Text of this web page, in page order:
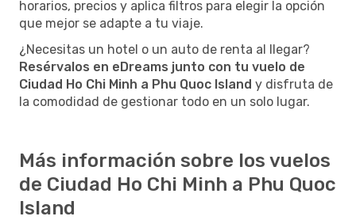
horarios, precios y aplica filtros para elegir la opción
que mejor se adapte a tu viaje.
¿Necesitas un hotel o un auto de renta al llegar?
Resérvalos en eDreams junto con tu vuelo de
Ciudad Ho Chi Minh a Phu Quoc Island y disfruta de
la comodidad de gestionar todo en un solo lugar.
Más información sobre los vuelos
de Ciudad Ho Chi Minh a Phu Quoc
Island